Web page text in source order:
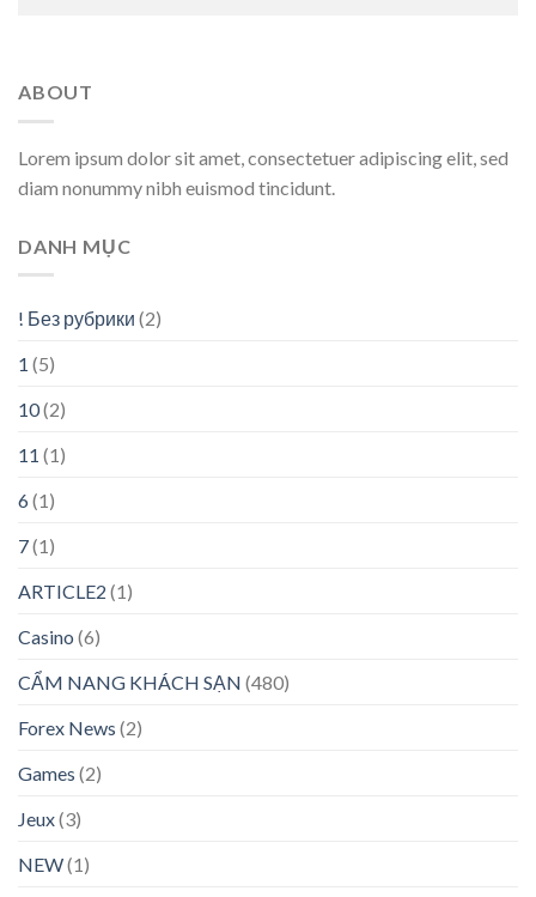
ABOUT
Lorem ipsum dolor sit amet, consectetuer adipiscing elit, sed
diam nonummy nibh euismod tincidunt.
DANH MỤC
! Без рубрики (2)
1 (5)
10(2)
11 (1)
6(1)
7(1)
ARTICLE2 (1)
Casino (6)
CẨM NANG KHÁCH SẠN (480)
Forex News (2)
Games (2)
Jeux(3)
NEW(1)